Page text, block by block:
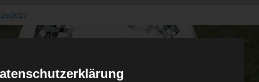
2027
August
aus der
der ersten 15